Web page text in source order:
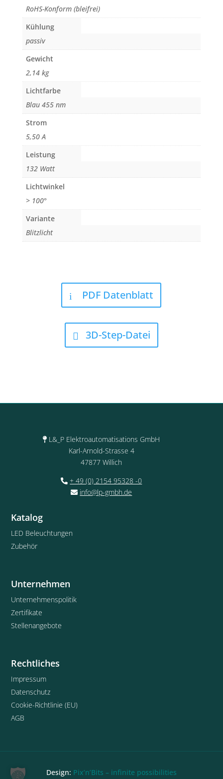
RoHS-Konform (bleifrei)
Kühlung
passiv
Gewicht
2,14 kg
Lichtfarbe
Blau 455 nm
Strom
5,50 A
Leistung
132 Watt
Lichtwinkel
> 100°
Variante
Blitzlicht
PDF Datenblatt
3D-Step-Datei
L&_P Elektroautomatisations GmbH
Karl-Arnold-Strasse 4
47877 Willich
+ 49 (0) 2154 95328 -0
info@lp-gmbh.de
Katalog
LED Beleuchtungen
Zubehör
Unternehmen
Unternehmenspolitik
Zertifikate
Stellenangebote
Rechtliches
Impressum
Datenschutz
Cookie-Richtlinie (EU)
AGB
Design: Pix’n’Bits – infinite possibilities